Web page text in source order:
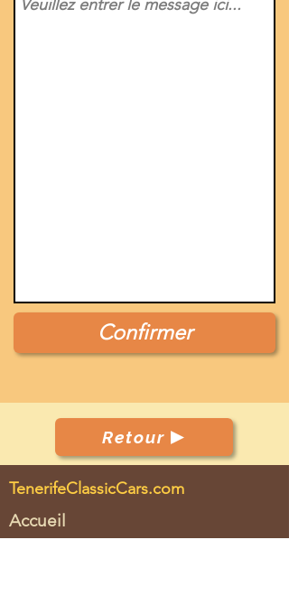
Confirmer
Retour
TenerifeClassicCars.com
Accueil